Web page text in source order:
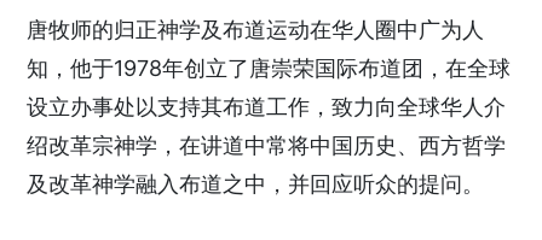
唐牧师的归正神学及布道运动在华人圈中广为人
知，他于1978年创立了唐崇荣国际布道团，在全球
设立办事处以支持其布道工作，致力向全球华人介
绍改革宗神学，在讲道中常将中国历史、西方哲学
及改革神学融入布道之中，并回应听众的提问。